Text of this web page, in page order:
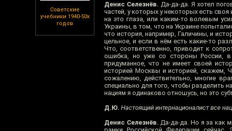
Советские
учебники 1940-50х
годов
Денис Селезнёв. Да-да-да. Я хотел
частей, у которых у некоторых есть
на это глаза, или каким-то волевым
Украины, в том, что на Украине
что история, например, Галичины, и
цельное, и если в нём есть какие-то
Что, соответственно, приводит к
ошибка, но уже со стороны России, в
придуманное, что не имеет своей
историей Москвы и историей, скажем,
сожалению, действительно, многие
специально для того, чтобы разделить
нациям я одинаково отношусь, но это
Д.Ю. Настоящий интернационалист все
Денис Селезнёв. Да-да-да. Но я за как